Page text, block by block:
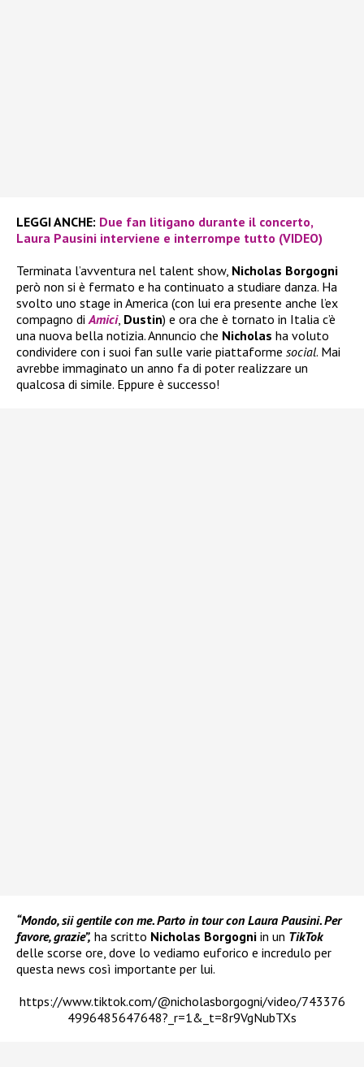
LEGGI ANCHE: Due fan litigano durante il concerto,
Laura Pausini interviene e interrompe tutto (VIDEO)
Terminata l’avventura nel talent show, Nicholas Borgogni
però non si è fermato e ha continuato a studiare danza. Ha
svolto uno stage in America (con lui era presente anche l’ex
compagno diAmici, Dustin) e ora che è tornato in Italia c’è
una nuova bella notizia. Annuncio che Nicholas ha voluto
condividere con i suoi fan sulle varie piattaforme social. Mai
avrebbe immaginato un anno fa di poter realizzare un
qualcosa di simile. Eppure è successo!
“Mondo, sii gentile con me. Parto in tour con Laura Pausini. Per
favore, grazie”, ha scritto Nicholas Borgogni in un TikTok
delle scorse ore, dove lo vediamo euforico e incredulo per
questa news così importante per lui.
https://www.tiktok.com/@nicholasborgogni/video/743376
4996485647648?_r=1&_t=8r9VgNubTXs